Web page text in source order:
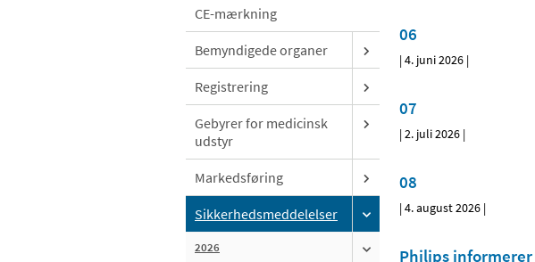
CE-mærkning
Bemyndigede organer
Registrering
Gebyrer for medicinsk
udstyr
Markedsføring
Sikkerhedsmeddelelser
2026
06
|4. juni 2026 |
07
|2. juli 2026 |
08
|4. august 2026 |
Philips